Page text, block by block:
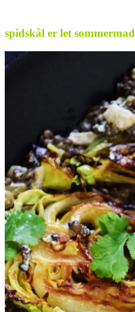
spidskål er let sommermad